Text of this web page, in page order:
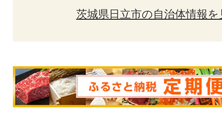
茨城県日立市の自治体情報を